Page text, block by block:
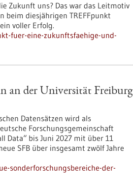
Zukunft uns? Das war das Leitmotiv
beim diesjährigen TREFFpunkt
voller Erfolg.
fuer-eine-zukunftsfaehige-und-
an der Universität Freiburg
Datensätzen wird als
Forschungsgemeinschaft
Data“ bis Juni 2027 mit über 11
SFB über insgesamt zwölf Jahre
sonderforschungsbereiche-der-